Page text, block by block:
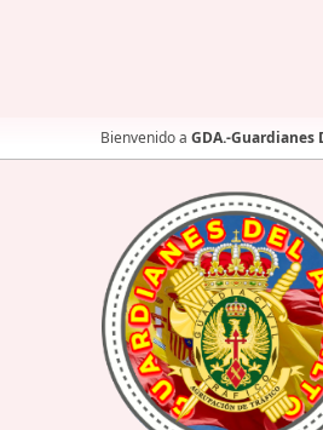
Bienvenido a GDA.-Guardianes